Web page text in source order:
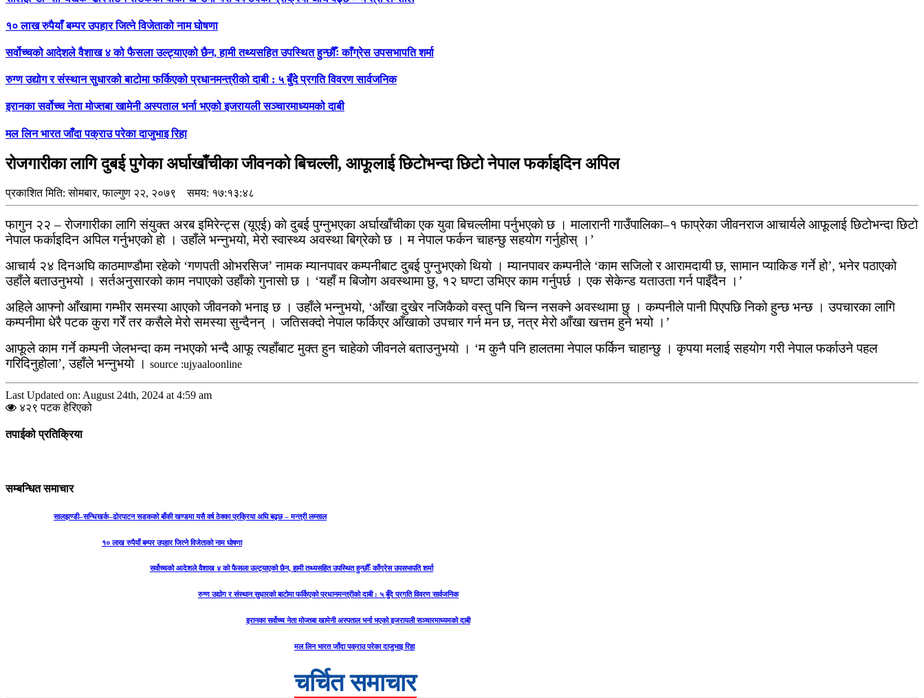
१० लाख रुपैयाँ बम्पर उपहार जित्ने विजेताको नाम घोषणा
सर्वोच्चको आदेशले वैशाख ४ को फैसला उल्ट्याएको छैन, हामी तथ्यसहित उपस्थित हुन्छौँः काँग्रेस उपसभापति शर्मा
रुग्ण उद्योग र संस्थान सुधारको बाटोमा फर्किएको प्रधानमन्त्रीको दाबी : ५ बुँदे प्रगति विवरण सार्वजनिक
इरानका सर्वोच्च नेता मोज्तबा खामेनी अस्पताल भर्ना भएको इजरायली सञ्चारमाध्यमको दाबी
मल लिन भारत जाँदा पक्राउ परेका दाजुभाइ रिहा
रोजगारीका लागि दुबई पुगेका अर्घाखाँचीका जीवनको बिचल्ली, आफूलाई छिटोभन्दा छिटो नेपाल फर्काइदिन अपिल
प्रकाशित मिति:सोमबार, फाल्गुण २२, २०७९ समय: १७:१३:४८
फागुन २२ – राेजगारीका लागि संयुक्त अरब इमिरेन्ट्स (यूएई) काे दुबई पुग्नुभएका अर्घाखाँचीका एक युवा बिचल्लीमा पर्नुभएकाे छ । मालारानी गाउँपालिका–१ फाप्रेका जीवनराज आचार्यले आफूलाई छिटोभन्दा छिटो
नेपाल फर्काइदिन अपिल गर्नुभएकाे हाे । उहाँले भन्नुभयाे, मेराे स्वास्थ्य अवस्था बिग्रेकाे छ । म नेपाल फर्कन चाहन्छु सहयाेग गर्नुहाेस् ।’
आचार्य २४ दिनअघि काठमाण्डाैमा रहेकाे ‘गणपती ओभरसिज’ नामक म्यानपावर कम्पनीबाट दुबई पुग्नुभएकाे थियाे । म्यानपावर कम्पनीले ‘काम सजिलो र आरामदायी छ, सामान प्याकिङ गर्ने हो’, भनेर पठाएको
उहाँले बताउनुभयाे । सर्तअनुसारको काम नपाएको उहाँकाे गुनासाे छ । ‘यहाँ म बिजोग अवस्थामा छु, १२ घण्टा उभिएर काम गर्नुपर्छ । एक सेकेन्ड यताउता गर्न पाइँदैन ।’
अहिले आफ्नो आँखामा गम्भीर समस्या आएको जीवनकाे भनाइ छ । उहाँले भन्नुभयाे, ‘आँखा दुखेर नजिकैको वस्तु पनि चिन्न नसक्ने अवस्थामा छु । कम्पनीले पानी पिएपछि निको हुन्छ भन्छ । उपचारका लागि
कम्पनीमा धेरै पटक कुरा गरेँ तर कसैले मेरो समस्या सुन्दैनन् । जतिसक्दो नेपाल फर्किएर आँखाको उपचार गर्न मन छ, नत्र मेरो आँखा खत्तम हुने भयो ।’
आफूले काम गर्ने कम्पनी जेलभन्दा कम नभएको भन्दै आफू त्यहाँबाट मुक्त हुन चाहेको जीवनले बताउनुभयाे । ‘म कुनै पनि हालतमा नेपाल फर्किन चाहान्छु । कृपया मलाई सहयोग गरी नेपाल फर्काउने पहल
गरिदिनुहोला’, उहाँले भन्नुभयाे । source :ujyaaloonline
Last Updated on: August 24th, 2024 at 4:59 am
४२९ पटक हेरिएको
तपाईको प्रतिक्रिया
सम्बन्धित समाचार
सालझण्डी–सन्धिखर्क–ढोरपाटन सडकको बाँकी खण्डमा यसै वर्ष ठेक्का प्रक्रिया अघि बढ्छ – मन्त्री लम्साल
१० लाख रुपैयाँ बम्पर उपहार जित्ने विजेताको नाम घोषणा
सर्वोच्चको आदेशले वैशाख ४ को फैसला उल्ट्याएको छैन, हामी तथ्यसहित उपस्थित हुन्छौँः काँग्रेस उपसभापति शर्मा
रुग्ण उद्योग र संस्थान सुधारको बाटोमा फर्किएको प्रधानमन्त्रीको दाबी : ५ बुँदे प्रगति विवरण सार्वजनिक
इरानका सर्वोच्च नेता मोज्तबा खामेनी अस्पताल भर्ना भएको इजरायली सञ्चारमाध्यमको दाबी
मल लिन भारत जाँदा पक्राउ परेका दाजुभाइ रिहा
चर्चित समाचार